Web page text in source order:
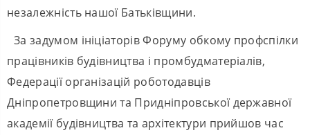
незалежність нашої Батьківщини.
За задумом ініціаторів Форуму обкому профспілки
працівників будівництва і промбудматеріалів,
Федерації організацій роботодавців
Дніпропетровщини та Придніпровської державної
академії будівництва та архітектури прийшов час